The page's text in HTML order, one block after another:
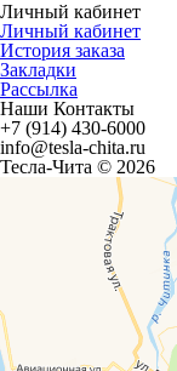
Личный кабинет
Личный кабинет
История заказа
Закладки
Рассылка
Наши Контакты
+7 (914) 430-6000
info@tesla-chita.ru
Тесла-Чита © 2026